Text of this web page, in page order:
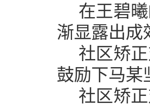
在王碧
渐显露出成
社区矫
鼓励下马某
社区矫